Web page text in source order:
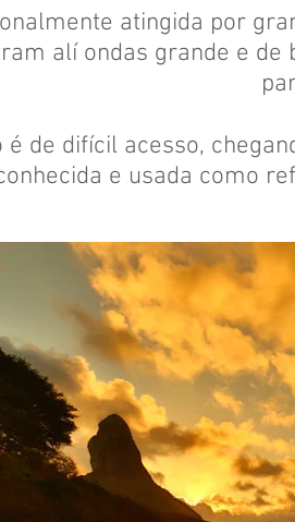
atingida por
alí ondas grande e
é de difícil acesso,
e usada como